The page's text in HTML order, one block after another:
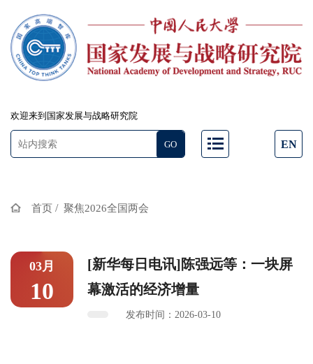
欢迎来到国家发展与战略研究院
EN
首页 / 聚焦2026全国两会
03月
10
[新华每日电讯]陈强远等：一块屏
幕激活的经济增量
发布时间：2026-03-10